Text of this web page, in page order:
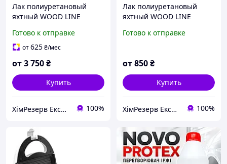
Лак полиуретановый
яхтный WOOD LINE
глян./полумат.
Готово к отправке
от625₴/мес
от3 750₴
Купить
ХімРезерв Експерт 100%
Лак полиуретановый
яхтный WOOD LINE
полумат.
Готово к отправке
от850₴
Купить
ХімРезерв Експерт 100%